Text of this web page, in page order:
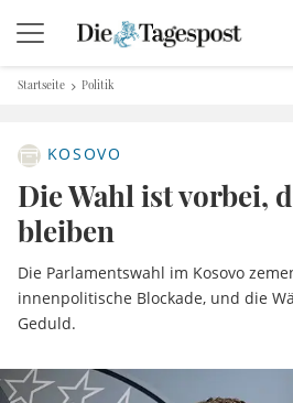
Startseite Politik
KOSOVO
Die Wahl ist vorbei,
bleiben
Die Parlamentswahl im Kosovo
innenpolitische Blockade, und die
Geduld.